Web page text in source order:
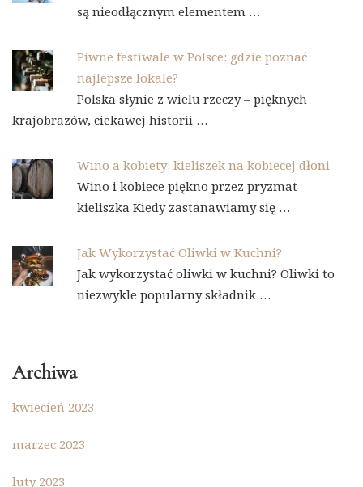
są nieodłącznym elementem …
Piwne festiwale w Polsce: gdzie poznać
najlepsze lokale?
Polska słynie z wielu rzeczy – pięknych
krajobrazów, ciekawej historii …
Wino a kobiety: kieliszek na kobiecej dłoni
Wino i kobiece piękno przez pryzmat
kieliszka Kiedy zastanawiamy się …
Jak Wykorzystać Oliwki w Kuchni?
Jak wykorzystać oliwki w kuchni? Oliwki to
niezwykle popularny składnik …
Archiwa
kwiecień 2023
marzec 2023
luty 2023